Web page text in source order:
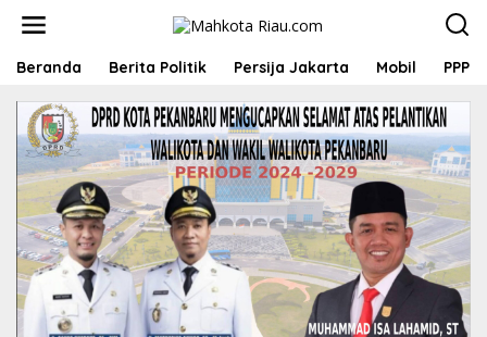
Beranda Berita Politik Persija Jakarta Mobil PPP